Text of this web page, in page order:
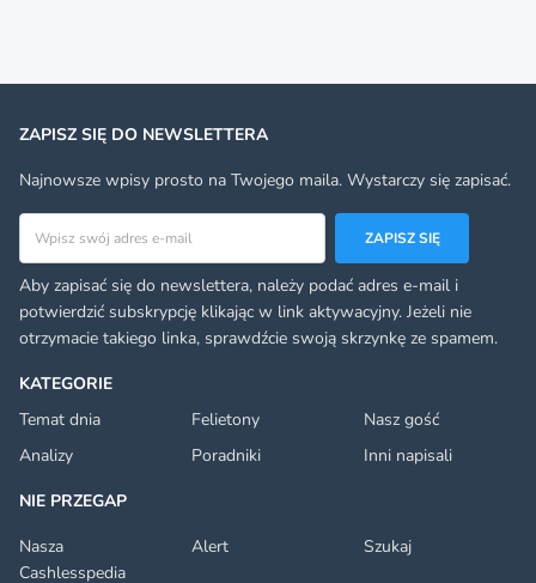
KATEGORIE
Temat dnia
Felietony
Nasz gość
Analizy
Poradniki
Inni napisali
NIE PRZEGAP
Nasza
Cashlesspedia
Alert Szukaj
ZAPISZ SIĘ DO NEWSLETTERA
Najnowsze wpisy prosto na Twojego maila. Wystarczy się zapisać.
ZAPISZ SIĘ
Aby zapisać się do newslettera, należy podać adres e-mail i
potwierdzić subskrypcję klikając w link aktywacyjny. Jeżeli nie
otrzymacie takiego linka, sprawdźcie swoją skrzynkę ze spamem.